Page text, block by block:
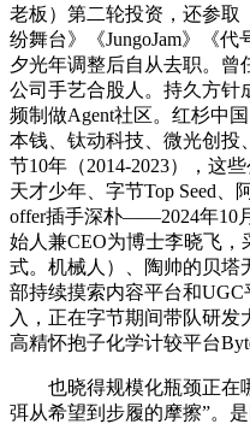
老板）第二轮投资，还参取
纷舞台》《JungoJam》《代
夕光年调整后自从去职。曾
公司手艺合股人。持久方
频制做Agent社区。红杉中
本钱、钛动科技、微光创投
节10年（2014-2023），这
天才少年、字节Top Seed
offer插手深朴——2024年10
始人兼CEO为博士李晓飞
式。机械人）、陶帅的贝塔
部持续摸索内容平台和UGC
入，正在字节期间带队研发
高精怀抱子化学计较平台
也晓得规模化瓶颈正在
弭从希望到步履的摩擦”。